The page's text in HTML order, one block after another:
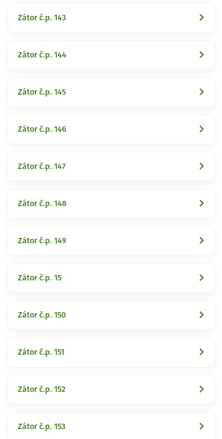
Zátor č.p. 143
Zátor č.p. 144
Zátor č.p. 145
Zátor č.p. 146
Zátor č.p. 147
Zátor č.p. 148
Zátor č.p. 149
Zátor č.p. 15
Zátor č.p. 150
Zátor č.p. 151
Zátor č.p. 152
Zátor č.p. 153